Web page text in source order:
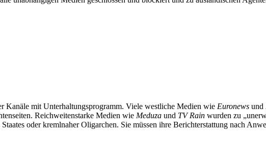
Kanäle mit Unterhaltungsprogramm. Viele westliche Medien wie Euronews und
Reichweitenstarke Medien wie Meduza und TV Rain wurden zu
oder kremlnaher Oligarchen. Sie müssen ihre Berichterstattung nach